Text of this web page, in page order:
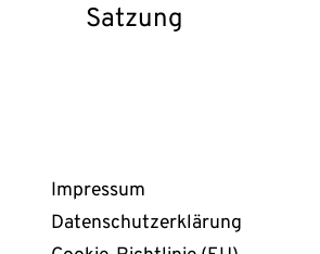
Satzung
Impressum
Datenschutzerklärung